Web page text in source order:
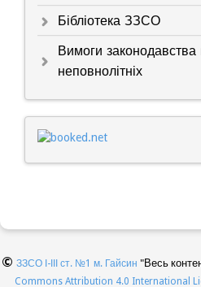
Бібліотека ЗЗСО
Вимоги
неповнолітніх
© ЗЗСО І-ІІІ ст. №1 м. Гайсин "Весь
Commons Attribution 4.0 International